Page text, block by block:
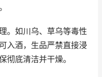
。如川乌、草乌等毒性
入酒，生品严禁直接浸
彻底清洁并干燥。